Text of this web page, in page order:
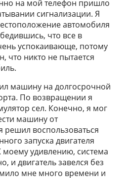
на мой телефон пришло
сигнализации. Я
автомобиля
что все в
успокаивающе, потому
что никто не пытается
машину на долгосрочной
По возвращении я
сел. Конечно, я мог
машину от
решил воспользоваться
запуска двигателя
удивлению, система
и двигатель завелся без
мне много времени и